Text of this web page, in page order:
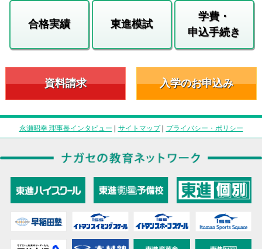
合格実績 東進模試
学費・
申込手続き
資料請求 入学のお申込み
永瀬昭幸 理事長インタビュー | サイトマップ| プライバシー・ポリシー